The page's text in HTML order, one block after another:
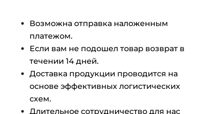
Возможна отправка наложенным
платежом.
Если вам не подошел товар возврат в
течении 14 дней.
Доставка продукции проводится на
основе эффективных логистических
схем.
Длительное сотрудничество для нас